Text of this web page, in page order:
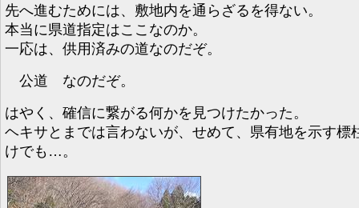
先へ進むためには、敷地内を通らざるを得ない。
本当に県道指定はここなのか。
一応は、供用済みの道なのだぞ。
公道 なのだぞ。
はやく、確信に繋がる何かを見つけたかった。
ヘキサとまでは言わないが、せめて、県有地を示す標
けでも…。